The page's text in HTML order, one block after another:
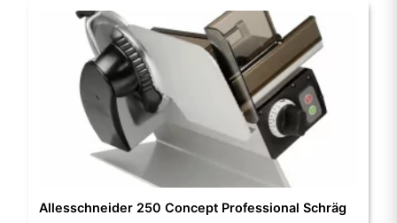
Allesschneider 250 Concept Professional Schräg